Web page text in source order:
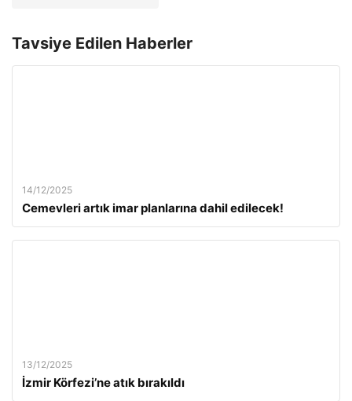
Tavsiye Edilen Haberler
14/12/2025
Cemevleri artık imar planlarına dahil edilecek!
13/12/2025
İzmir Körfezi’ne atık bırakıldı